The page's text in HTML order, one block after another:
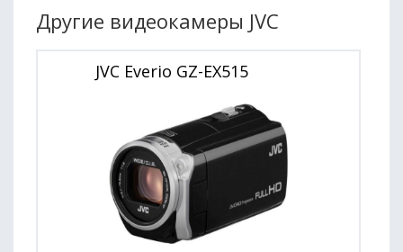
Другие видеокамеры JVC
JVC Everio GZ-EX515